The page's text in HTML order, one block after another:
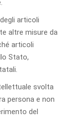
articoli
altre misure da
articoli
Stato,
svolta
persona e non
del